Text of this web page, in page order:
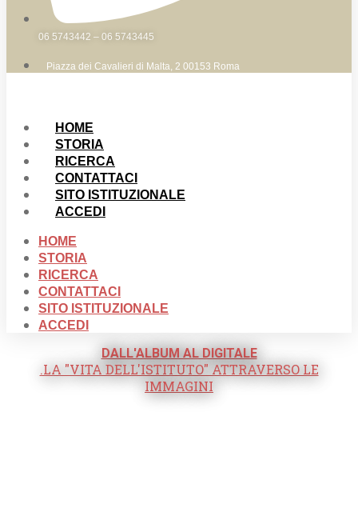
06 5743442 – 06 5743445
Piazza dei Cavalieri di Malta, 2 00153 Roma
HOME
STORIA
RICERCA
CONTATTACI
SITO ISTITUZIONALE
ACCEDI
HOME
STORIA
RICERCA
CONTATTACI
SITO ISTITUZIONALE
ACCEDI
DALL'ALBUM AL DIGITALE
.LA "VITA DELL'ISTITUTO" ATTRAVERSO LE
IMMAGINI